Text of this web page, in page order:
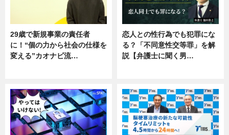
29歳で新規事業の責任者
に！“個の力から社会の仕様を
変える”カオナビ流…
恋人との性行為でも犯罪にな
る？「不同意性交等罪」を解
説【弁護士に聞く男…